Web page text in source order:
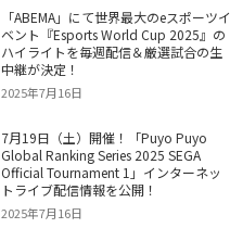
「ABEMA」にて世界最大のeスポーツイ
ベント『Esports World Cup 2025』の
ハイライトを毎週配信＆厳選試合の生
中継が決定！
2025年7月16日
7月19日（土）開催！「Puyo Puyo
Global Ranking Series 2025 SEGA
Official Tournament 1」インターネッ
トライブ配信情報を公開！
2025年7月16日